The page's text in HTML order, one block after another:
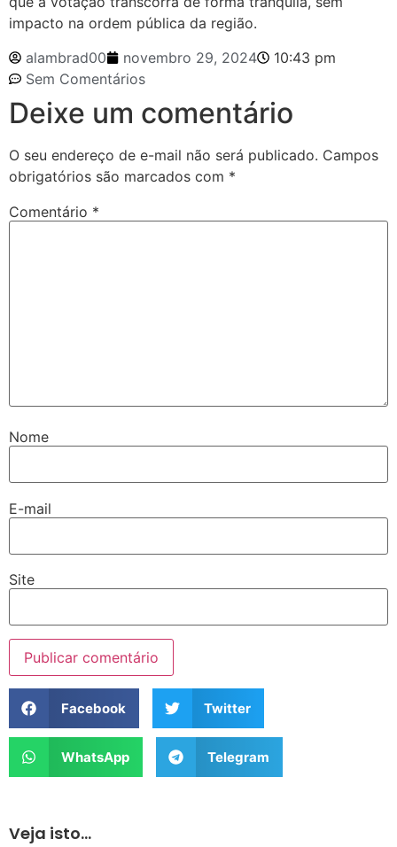
impacto na ordem pública da região.
alambrad00
novembro 29, 2024
10:43 pm
Sem Comentários
Deixe um comentário
O seu endereço de e-mail não será publicado. Campos
obrigatórios são marcados com *
Comentário *
Nome
E-mail
Site
Facebook Twitter
WhatsApp Telegram
Veja isto...